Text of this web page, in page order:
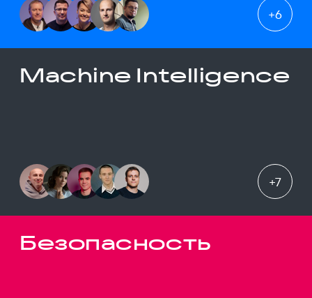
+6
Machine Intelligence
+7
Безопасность